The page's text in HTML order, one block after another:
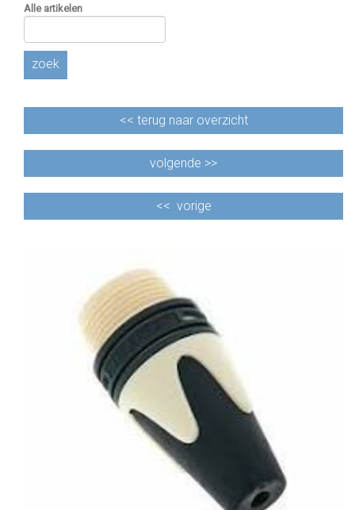
Alle artikelen
zoek
<< terug naar overzicht
volgende >>
<< vorige